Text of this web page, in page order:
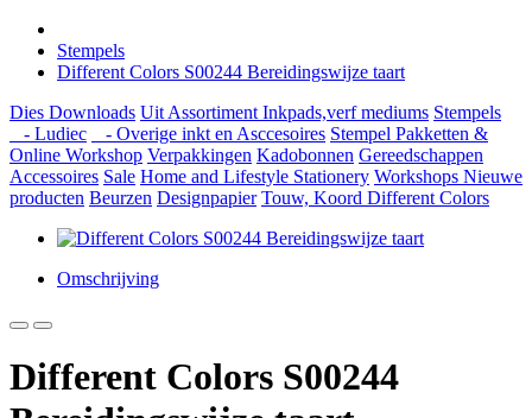
Stempels
Different Colors S00244 Bereidingswijze taart
Dies Downloads Uit Assortiment Inkpads,verf mediums Stempels
- Ludiec
- Overige inkt en Asccesoires Stempel Pakketten &
Online Workshop Verpakkingen Kadobonnen Gereedschappen
Accessoires Sale Home and Lifestyle Stationery Workshops Nieuwe
producten Beurzen Designpapier Touw, Koord Different Colors
Omschrijving
Different Colors S00244